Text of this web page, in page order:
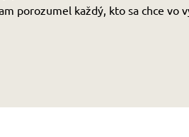
porozumel každý, kto sa chce vo